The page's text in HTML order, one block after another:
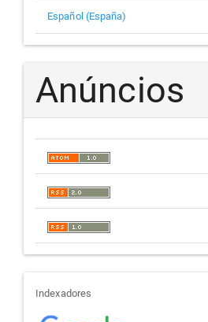
Español (España)
Anúncios
indexadores
Indexadores